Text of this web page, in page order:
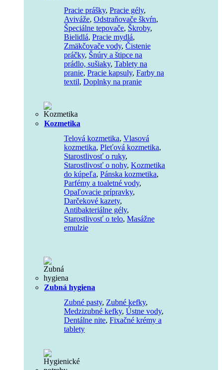
Pracie prášky, Pracie gély,
Aviváže, Odstraňovače škvŕn,
Špeciálne tepovače, Škroby,
Bielidlá, Pracie mydlá,
Zmäkčovače vody, Čistenie
práčky, Šnúry a štipce na
prádlo, sušiaky, Tablety na
pranie, Pracie kapsuly, Farby na
textil, Doplnky na pranie
Kozmetika
Telová kozmetika, Vlasová
kozmetika, Pleťová kozmetika,
Starostlivosť o ruky,
Starostlivosť o nohy, Kozmetika
do kúpeľa, Pánska kozmetika,
Parfémy a toaletné vody,
Opaľovacie prípravky,
Darčekové kazety,
Antibakteriálne gély,
Starostlivosť o telo, Masážne
emulzie
Zubná hygiena
Zubné pasty, Zubné kefky,
Medzizubné kefky, Ústne vody,
Dentálne nite, Fixačné krémy a
tablety